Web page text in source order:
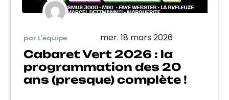
par L'équipe mer. 18 mars 2026
Cabaret Vert 2026 : la
programmation des 20
ans (presque) complète !